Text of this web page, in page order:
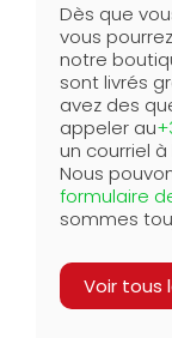
Dès que
vous
notre
sont livrés
avez des
appeler au
un courriel
Nous
formulaire
sommes
Voir tous